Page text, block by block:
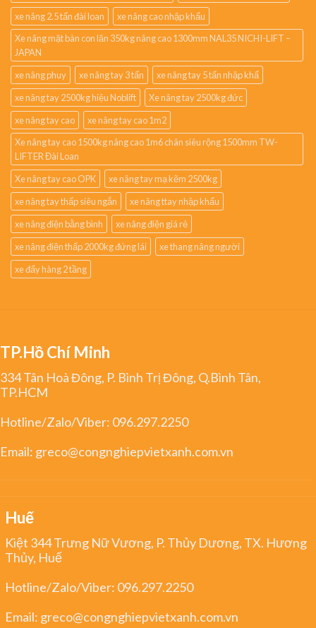
xe nâng 2.5 tấn đài loan
xe nâng cao nhập khẩu
Xe nâng mặt bàn con lăn 350kg nâng cao 1300mm NAL35 NICHI-LIFT –
JAPAN
xe nâng phuy
xe nâng tay 3 tấn
xe nâng tay 5 tấn nhập khẩ
xe nâng tay 2500kg hiệu Noblift
Xe nâng tay 2500kg đức
xe nâng tay cao
xe nâng tay cao 1m2
Xe nâng tay cao 1500kg nâng cao 1m6 chân siêu rộng 1500mm TW-
LIFTER Đài Loan
Xe nâng tay cao OPK
xe nâng tay mạ kẽm 2500kg
xe nâng tay thấp siêu ngắn
xe nâng ttay nhập khẩu
xe nâng điện bằng bình
xe nâng điện giá rẻ
xe nâng điện thấp 2000kg đứng lái
xe thang nâng người
xe đẩy hàng 2 tầng
TP.Hồ Chí Minh
334 Tân Hoà Đông, P. Bình Trị Đông, Q.Bình Tân,
TP.HCM
Hotline/Zalo/Viber: 096.297.2250
Email: greco@congnghiepvietxanh.com.vn
Huế
Kiệt 344 Trưng Nữ Vương, P. Thủy Dương, TX. Hương
Thủy, Huế
Hotline/Zalo/Viber: 096.297.2250
Email: greco@congnghiepvietxanh.com.vn